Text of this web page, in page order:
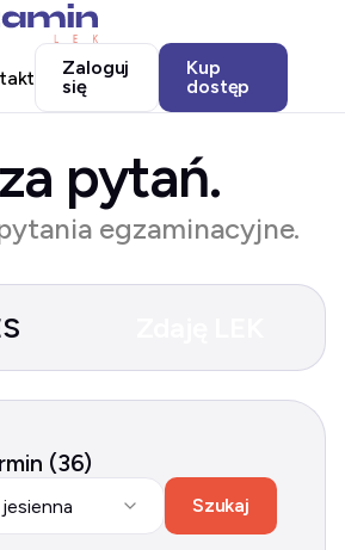
Zaloguj
się
Kup
dostęp
pytań.
egzaminacyjne.
(36)
Szukaj